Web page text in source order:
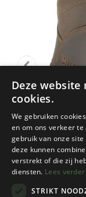
Deze website
cookies.
We gebruiken
en om ons verkeer
gebruik van onze
deze kunnen
verstrekt of die zij
diensten. Lees verder
STRIKT